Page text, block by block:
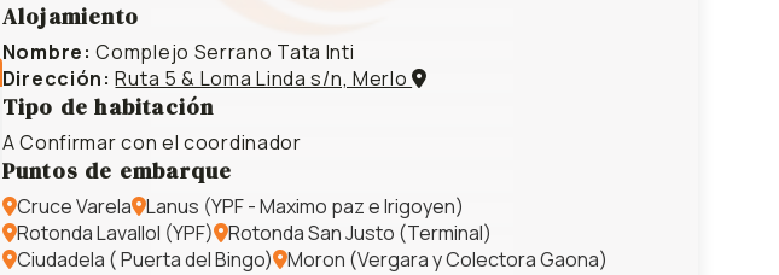
Alojamiento
Nombre: Complejo Serrano Tata Inti
Dirección: Ruta 5 & Loma Linda s/n, Merlo
Tipo de habitación
A Confirmar con el coordinador
Puntos de embarque
Cruce Varela Lanus (YPF - Maximo paz e Irigoyen)
Rotonda Lavallol (YPF)
Rotonda San Justo (Terminal)
Ciudadela ( Puerta del Bingo)
Moron (Vergara y Colectora Gaona)